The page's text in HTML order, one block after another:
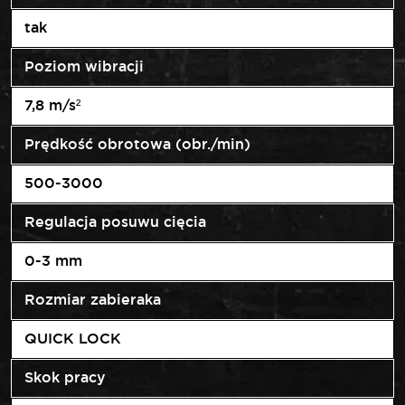
tak
Poziom wibracji
7,8 m/s²
Prędkość obrotowa (obr./min)
500-3000
Regulacja posuwu cięcia
0-3 mm
Rozmiar zabieraka
QUICK LOCK
Skok pracy